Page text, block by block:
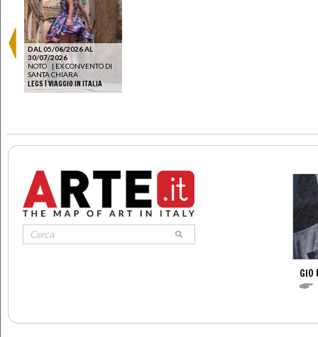
DAL 05/06/2026 AL
30/07/2026
NOTO
| EX CONVENTO DI
SANTA CHIARA
LEGS | VIAGGIO IN ITALIA
GIO